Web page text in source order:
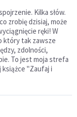
Kilka słów.
zrobię dzisiaj, może
ręki! W
który tak zawsze
zdolności,
To jest moja strefa
książce "Zaufaj i